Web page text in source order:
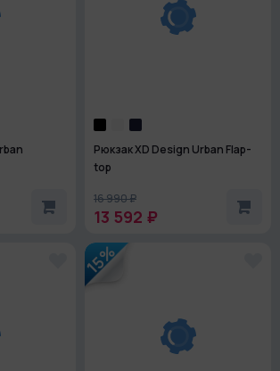
Рюкзак XD Design Urban Flap-
top
16 990 ₽
13 592 ₽
15%